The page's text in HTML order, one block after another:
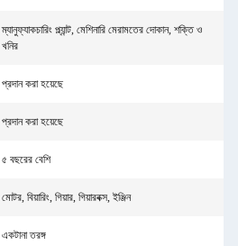
ম্যানুফ্যাকচারিং প্ল্যান্ট, মেশিনারি মেরামতের দোকান, শক্তি ও
খনির
প্রদান করা হয়েছে
প্রদান করা হয়েছে
৫ বছরের বেশি
মোটর, বিয়ারিং, গিয়ার, গিয়ারবক্স, ইঞ্জিন
একটানা তরঙ্গ